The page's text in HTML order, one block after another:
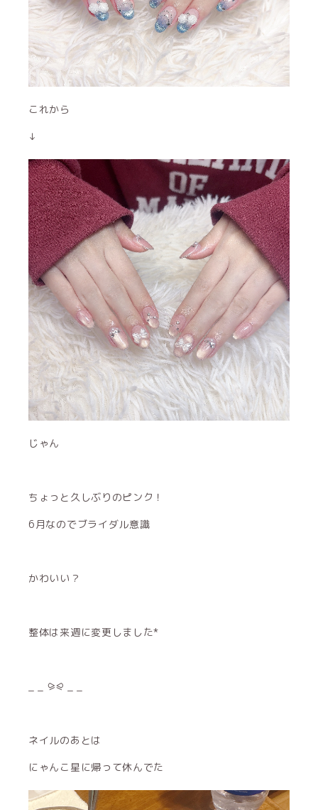
これから
↓
じゃん
ちょっと久しぶりのピンク！
6月なのでブライダル意識
かわいい？
整体は来週に変更しました*
_ _ ⪩⪨ _ _
ネイルのあとは
にゃんこ星に帰って休んでた